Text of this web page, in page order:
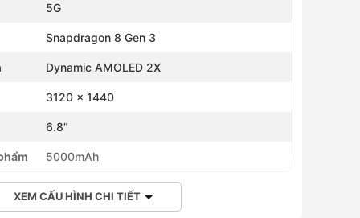
5G
Snapdragon 8 Gen 3
Dynamic AMOLED 2X
3120 x 1440
6.8"
5000mAh
XEM CẤU HÌNH CHI TIẾT